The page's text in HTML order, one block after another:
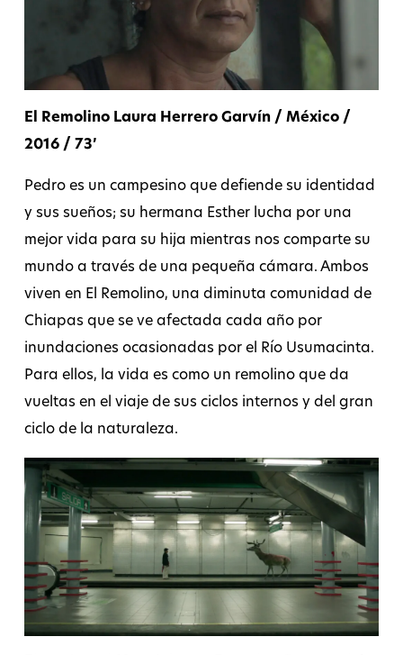
El Remolino Laura Herrero Garvín / México /
2016 / 73’
Pedro es un campesino que defiende su identidad
y sus sueños; su hermana Esther lucha por una
mejor vida para su hija mientras nos comparte su
mundo a través de una pequeña cámara. Ambos
viven en El Remolino, una diminuta comunidad de
Chiapas que se ve afectada cada año por
inundaciones ocasionadas por el Río Usumacinta.
Para ellos, la vida es como un remolino que da
vueltas en el viaje de sus ciclos internos y del gran
ciclo de la naturaleza.